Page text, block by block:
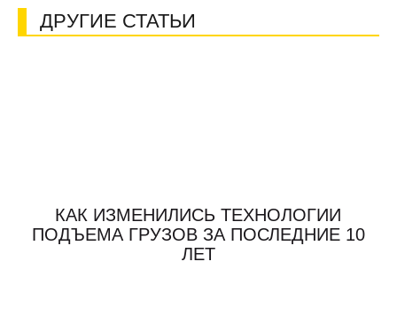
ДРУГИЕ СТАТЬИ
КАК ИЗМЕНИЛИСЬ ТЕХНОЛОГИИ
ПОДЪЕМА ГРУЗОВ ЗА ПОСЛЕДНИЕ 10
ЛЕТ